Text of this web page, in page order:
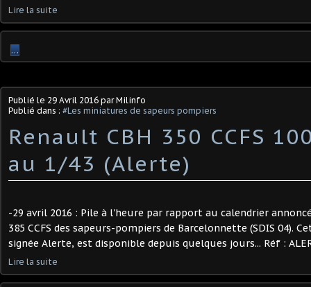
Lire la suite
…
Publié le 29 Avril 2016 par Milinfo
Publié dans : #Les miniatures de sapeurs pompiers
Renault CBH 350 CCFS
au 1/43 (Alerte)
-29 avril 2016 : Pile à l'heure par rapport au calendrier
385 CCFS des sapeurs-pompiers de Barcelonnette (SDIS 04).
signée Alerte, est disponible depuis quelques jours... Réf :
Lire la suite